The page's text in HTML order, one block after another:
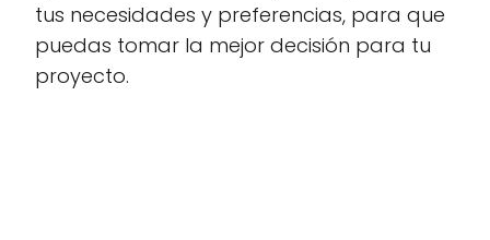
tus necesidades y preferencias, para que
puedas tomar la mejor decisión para tu
proyecto.